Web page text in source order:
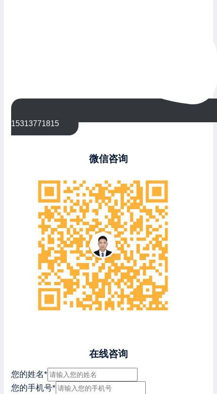
15313771815
微信咨询
在线咨询
您的姓名*
您的手机号*